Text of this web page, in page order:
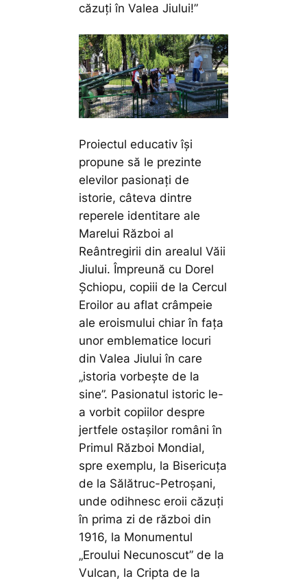
căzuți în Valea Jiului!”
Proiectul educativ își
propune să le prezinte
elevilor pasionați de
istorie, câteva dintre
reperele identitare ale
Marelui Război al
Reântregirii din arealul Văii
Jiului. Împreună cu Dorel
Șchiopu, copiii de la Cercul
Eroilor au aflat crâmpeie
ale eroismului chiar în fața
unor emblematice locuri
din Valea Jiului în care
„istoria vorbește de la
sine”. Pasionatul istoric le-
a vorbit copiilor despre
jertfele ostașilor români în
Primul Război Mondial,
spre exemplu, la Bisericuța
de la Sălătruc-Petroșani,
unde odihnesc eroii căzuți
în prima zi de război din
1916, la Monumentul
„Eroului Necunoscut” de la
Vulcan, la Cripta de la